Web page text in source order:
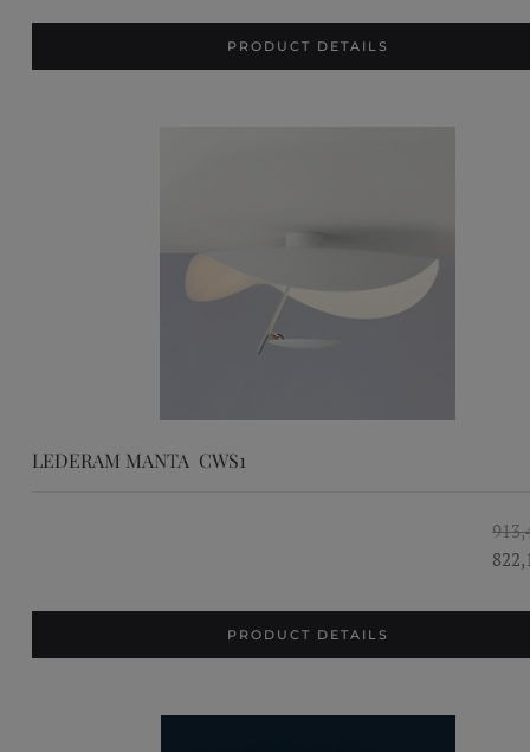
PRODUCT DETAILS
LEDERAM MANTA CWS1
PRODUCT DETAILS